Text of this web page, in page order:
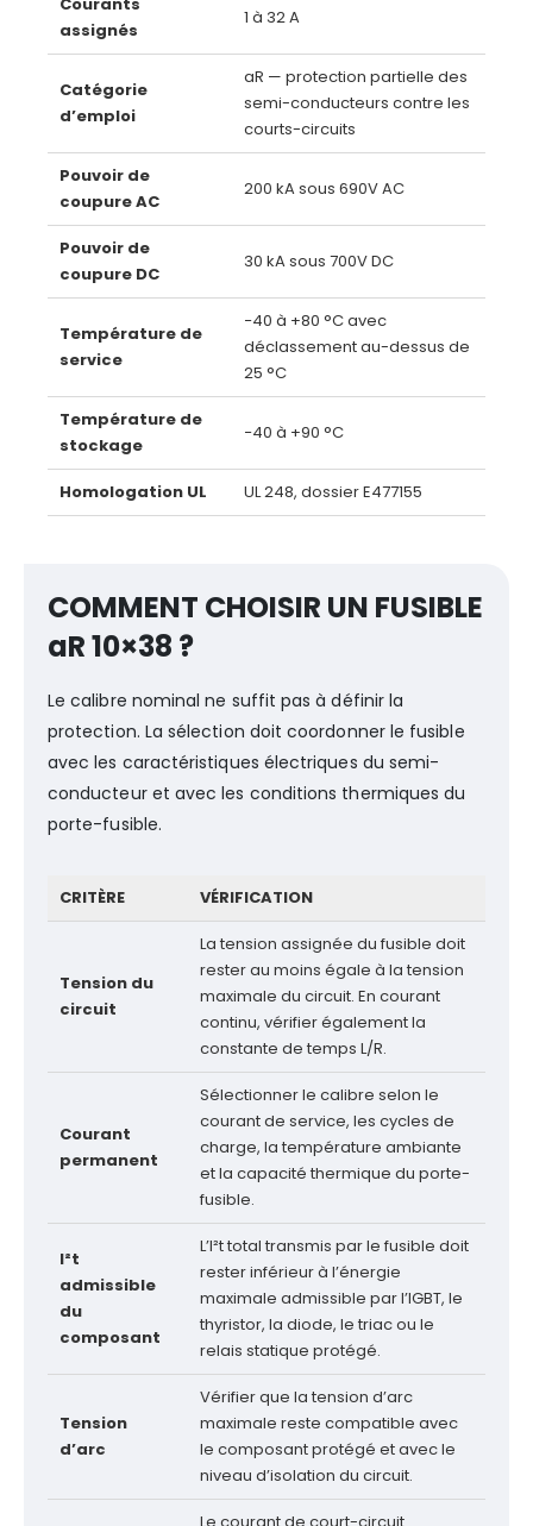
assignés
1 à 32 A
Catégorie
d’emploi
aR — protection partielle des
semi-conducteurs contre les
courts-circuits
Pouvoir de
coupure AC
200 kA sous 690V AC
Pouvoir de
coupure DC
30 kA sous 700V DC
Température de
service
−40 à +80 °C avec
déclassement au-dessus de
25 °C
Température de
stockage
−40 à +90 °C
Homologation UL UL 248, dossier E477155
COMMENT CHOISIR UN FUSIBLE
aR 10×38 ?
Le calibre nominal ne suffit pas à définir la
protection. La sélection doit coordonner le fusible
avec les caractéristiques électriques du semi-
conducteur et avec les conditions thermiques du
porte-fusible.
CRITÈRE VÉRIFICATION
Tension du
circuit
La tension assignée du fusible doit
rester au moins égale à la tension
maximale du circuit. En courant
continu, vérifier également la
constante de temps L/R.
Courant
permanent
Sélectionner le calibre selon le
courant de service, les cycles de
charge, la température ambiante
et la capacité thermique du porte-
fusible.
I²t
admissible
du
composant
L’I²t total transmis par le fusible doit
rester inférieur à l’énergie
maximale admissible par l’IGBT, le
thyristor, la diode, le triac ou le
relais statique protégé.
Tension
d’arc
Vérifier que la tension d’arc
maximale reste compatible avec
le composant protégé et avec le
niveau d’isolation du circuit.